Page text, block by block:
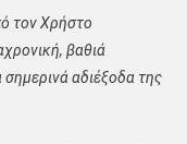
τον Χρήστο
βαθιά
σημερινά αδιέξοδα της